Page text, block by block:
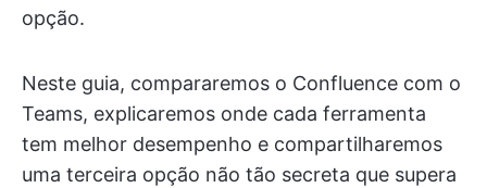
opção.
Neste guia, compararemos o Confluence com o
Teams, explicaremos onde cada ferramenta
tem melhor desempenho e compartilharemos
uma terceira opção não tão secreta que supera